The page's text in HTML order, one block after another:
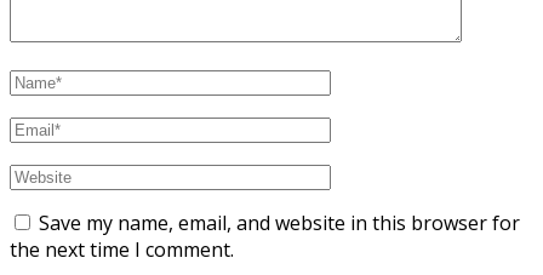
Save my name, email, and website in this browser for
the next time I comment.